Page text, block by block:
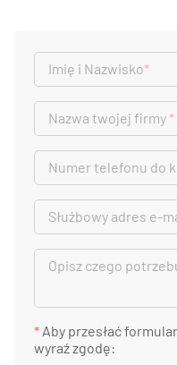
Imię i Nazwisko*
Nazwa twojej firmy*
Numer telefonu do
Służbowy adres e-
Opisz czego
* Aby przesłać
wyraź zgodę: